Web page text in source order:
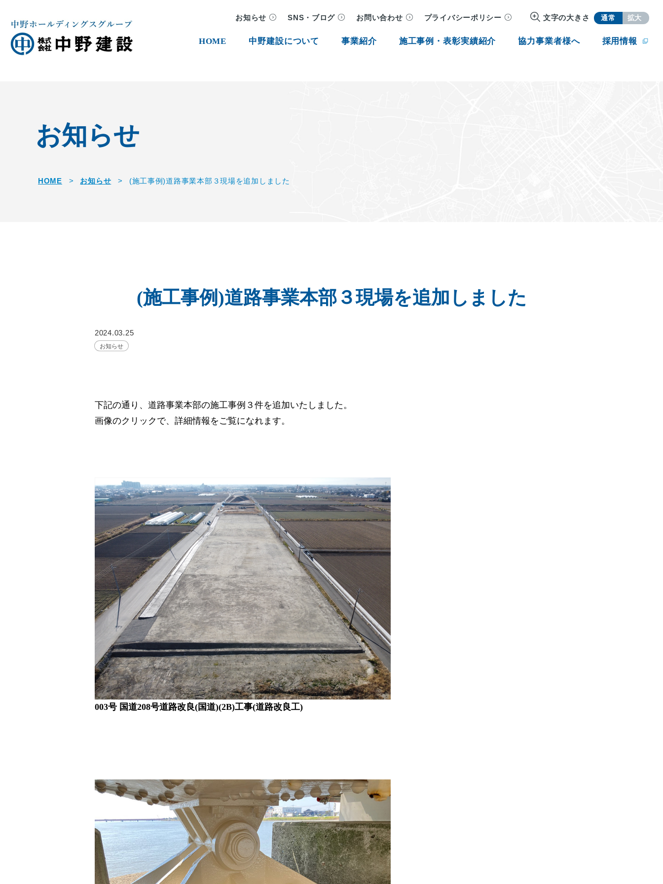
お知らせ SNS・ブログ お問い合わせ プライバシーポリシー 文字の大きさ 通常 拡大
HOME 中野建設について 事業紹介 施工事例・表彰実績紹介 協力事業者様へ 採用情報
お知らせ
HOME > お知らせ > (施工事例)道路事業本部３現場を追加しました
(施工事例)道路事業本部３現場を追加しました
2024.03.25
お知らせ
下記の通り、道路事業本部の施工事例３件を追加いたしました。
画像のクリックで、詳細情報をご覧になれます。
003号 国道208号道路改良(国道)(2B)工事(道路改良工)